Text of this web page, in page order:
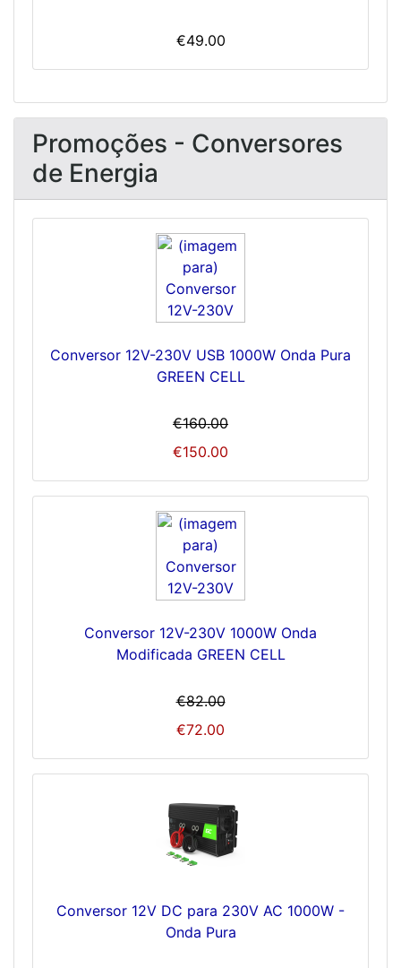
€49.00
Promoções - Conversores
de Energia
Conversor 12V-230V USB 1000W Onda Pura
GREEN CELL
€160.00
€150.00
Conversor 12V-230V 1000W Onda
Modificada GREEN CELL
€82.00
€72.00
Conversor 12V DC para 230V AC 1000W -
Onda Pura